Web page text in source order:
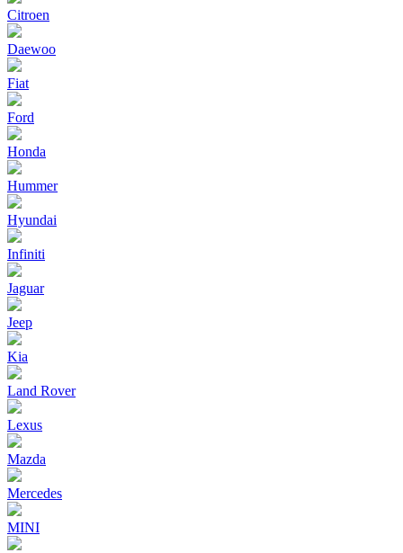
Citroen
Daewoo
Fiat
Ford
Honda
Hummer
Hyundai
Infiniti
Jaguar
Jeep
Kia
Land Rover
Lexus
Mazda
Mercedes
MINI